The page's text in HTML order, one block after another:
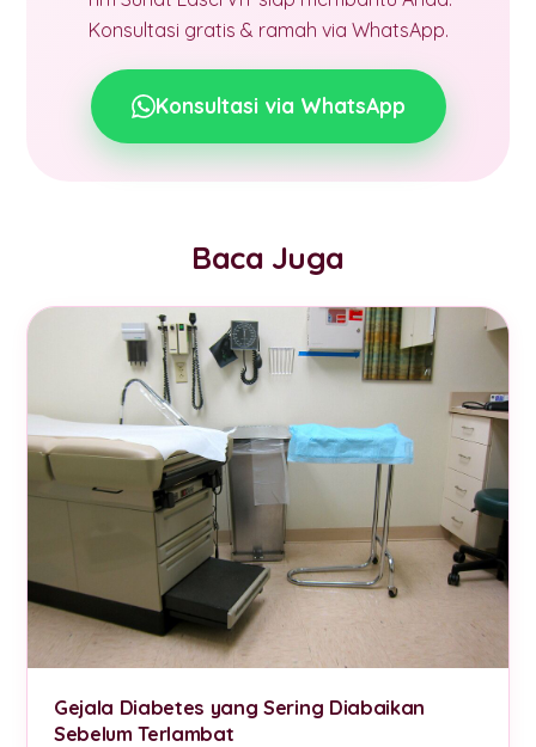
Konsultasi gratis & ramah via WhatsApp.
Konsultasi via WhatsApp
Baca Juga
Gejala Diabetes yang Sering Diabaikan
Sebelum Terlambat